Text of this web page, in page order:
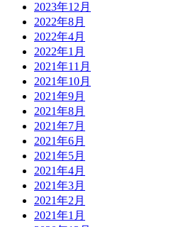
2023年12月
2022年8月
2022年4月
2022年1月
2021年11月
2021年10月
2021年9月
2021年8月
2021年7月
2021年6月
2021年5月
2021年4月
2021年3月
2021年2月
2021年1月